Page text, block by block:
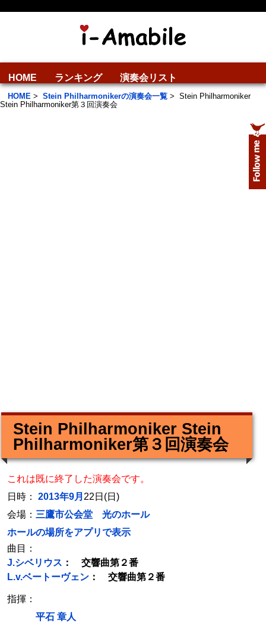
HOME ランキング 演奏会リスト
HOME > Stein Philharmonikerの演奏会一覧 > Stein Philharmoniker
Stein Philharmoniker第３回演奏会
Stein Philharmoniker Stein
Philharmoniker第３回演奏会
これは既に終了した演奏会です。
日時： 2013年9月 22日(日)
会場： 三鷹市公会堂 光のホール
ホールの場所をアプリで表示
曲目：
J.シベリウス ： 交響曲第２番
L.v.ベートーヴェン ： 交響曲第２番
指揮：
平石 章人